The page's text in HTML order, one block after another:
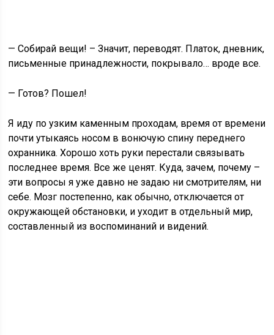
— Собирай вещи! – Значит, переводят. Платок, дневник,
письменные принадлежности, покрывало… вроде все.
— Готов? Пошел!
Я иду по узким каменным проходам, время от времени
почти утыкаясь носом в вонючую спину переднего
охранника. Хорошо хоть руки перестали связывать
последнее время. Все же ценят. Куда, зачем, почему –
эти вопросы я уже давно не задаю ни смотрителям, ни
себе. Мозг постепенно, как обычно, отключается от
окружающей обстановки, и уходит в отдельный мир,
составленный из воспоминаний и видений.